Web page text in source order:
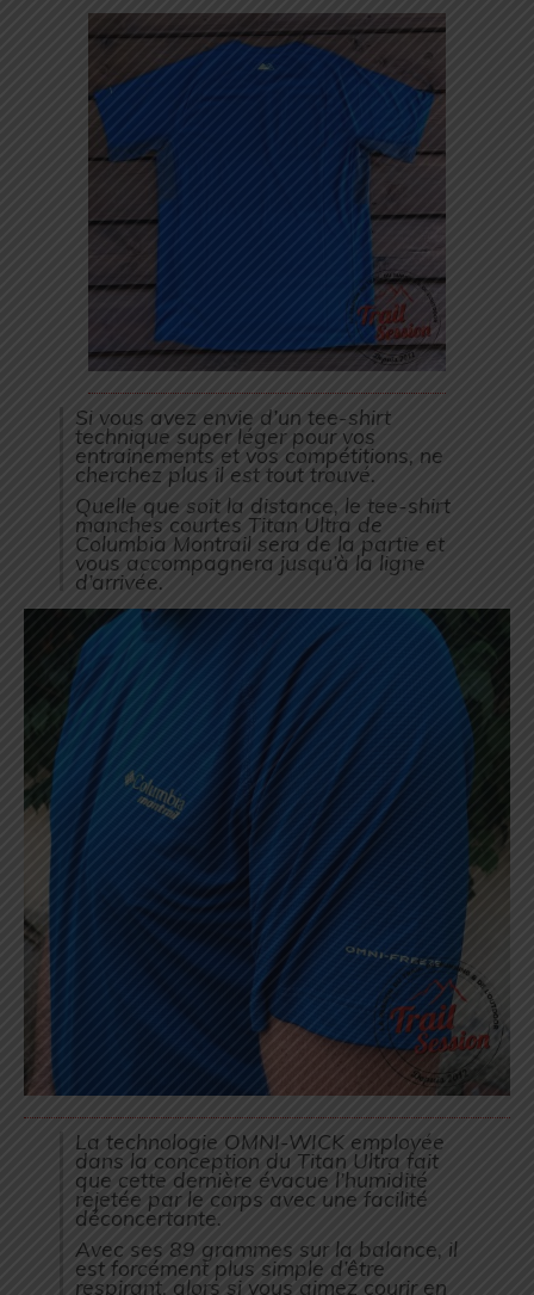
Si vous avez envie d’un tee-shirt
technique super léger pour vos
entrainements et vos compétitions, ne
cherchez plus il est tout trouvé.
Quelle que soit la distance, le tee-shirt
manches courtes Titan Ultra de
Columbia Montrail sera de la partie et
vous accompagnera jusqu’à la ligne
d’arrivée.
La technologie OMNI-WICK employée
dans la conception du Titan Ultra fait
que cette dernière évacue l’humidité
rejetée par le corps avec une facilité
déconcertante.
Avec ses 89 grammes sur la balance, il
est forcément plus simple d’être
respirant, alors si vous aimez courir en